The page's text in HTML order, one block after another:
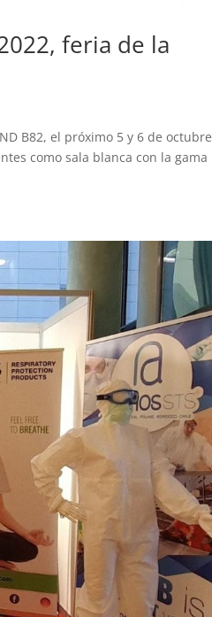
feria de la
B82, el próximo 5 y 6 de
como sala blanca con la gama